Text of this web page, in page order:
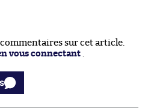
sur cet article.
vous connectant